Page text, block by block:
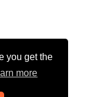
you get the
more